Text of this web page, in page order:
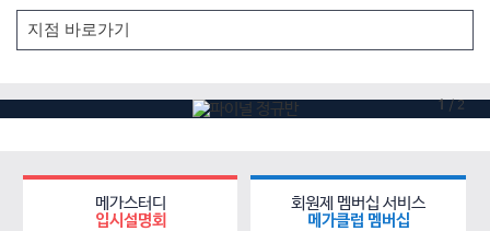
1 / 2
메가스터디
입시설명회
회원제 멤버십 서비스
메가클럽 멤버십